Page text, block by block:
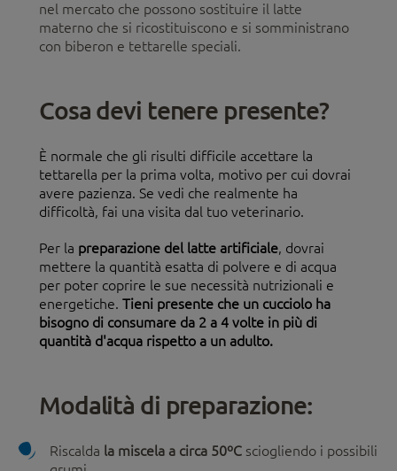
nel mercato che possono sostituire il latte
materno che si ricostituiscono e si somministrano
con biberon e tettarelle speciali.
Cosa devi tenere presente?
È normale che gli risulti difficile accettare la
tettarella per la prima volta, motivo per cui dovrai
avere pazienza. Se vedi che realmente ha
difficoltà, fai una visita dal tuo veterinario.
Per la preparazione del latte artificiale, dovrai
mettere la quantità esatta di polvere e di acqua
per poter coprire le sue necessità nutrizionali e
energetiche. Tieni presente che un cucciolo ha
bisogno di consumare da 2 a 4 volte in più di
quantità d'acqua rispetto a un adulto.
Modalità di preparazione:
Riscalda la miscela a circa 50ºC sciogliendo i possibili